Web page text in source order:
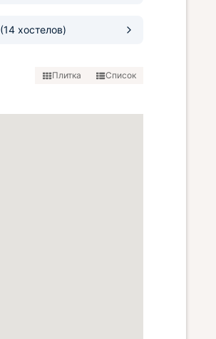
(14 хостелов)
Плитка Список